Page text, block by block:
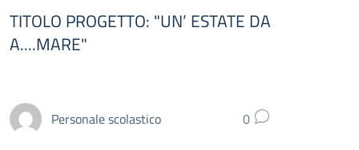
TITOLO PROGETTO: "UN’ ESTATE DA
A....MARE"
Personale scolastico 0